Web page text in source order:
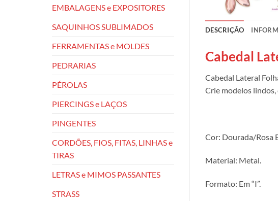
EMBALAGENS e EXPOSITORES
SAQUINHOS SUBLIMADOS
FERRAMENTAS e MOLDES
PEDRARIAS
PÉROLAS
PIERCINGS e LAÇOS
PINGENTES
CORDÕES, FIOS, FITAS, LINHAS e
TIRAS
LETRAS e MIMOS PASSANTES
STRASS
DESCRIÇÃO
Cabedal
Cabedal Lateral
Crie modelos
Cor: Dourada/Rosa
Material: Metal.
Formato: Em “I”.